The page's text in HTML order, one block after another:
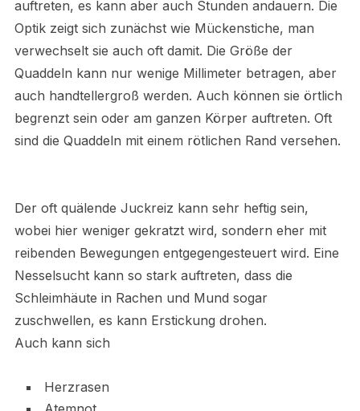
auftreten, es kann aber auch Stunden andauern. Die
Optik zeigt sich zunächst wie Mückenstiche, man
verwechselt sie auch oft damit. Die Größe der
Quaddeln kann nur wenige Millimeter betragen, aber
auch handtellergroß werden. Auch können sie örtlich
begrenzt sein oder am ganzen Körper auftreten. Oft
sind die Quaddeln mit einem rötlichen Rand versehen.
Der oft quälende Juckreiz kann sehr heftig sein,
wobei hier weniger gekratzt wird, sondern eher mit
reibenden Bewegungen entgegengesteuert wird. Eine
Nesselsucht kann so stark auftreten, dass die
Schleimhäute in Rachen und Mund sogar
zuschwellen, es kann Erstickung drohen.
Auch kann sich
Herzrasen